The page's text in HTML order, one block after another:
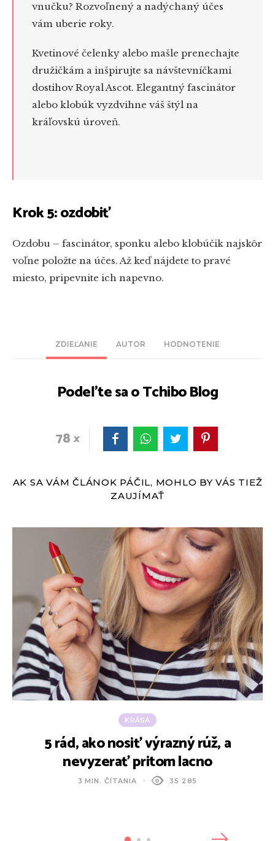
ZDIEĽANIE AUTOR HODNOTENIE
Podeľte sa o Tchibo Blog
78
vnučku? Rozvoľnený a nadýchaný účes
vám uberie roky.
Kvetinové čelenky alebo mašle prenechajte
družičkám a inšpirujte sa návštevníčkami
dostihov Royal Ascot. Elegantný fascinátor
alebo klobúk vyzdvihne váš štýl na
kráľovskú úroveň.
Krok 5: ozdobiť
Ozdobu – fascinátor, sponku alebo klobúčik najskôr
voľne položte na účes. Až keď nájdete to pravé
miesto, pripevnite ich napevno.
AK SA VÁM ČLÁNOK PÁČIL, MOHLO BY VÁS TIEŽ
ZAUJÍMAŤ
KRÁSA
5 rád, ako nosiť výrazný rúž, a
nevyzerať pritom lacno
3 MIN. ČÍTANIA 35 285